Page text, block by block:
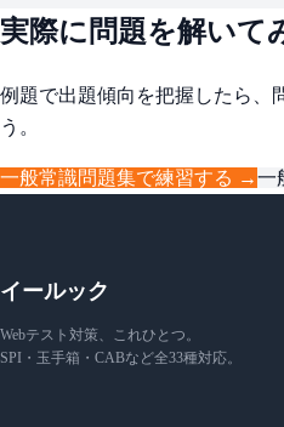
実際に問題を解いて
例題で出題傾向を把握したら、
う。
一般常識問題集で練習する →一
イールック
Webテスト対策、これひとつ。
SPI・玉手箱・CABなど全33種対応。